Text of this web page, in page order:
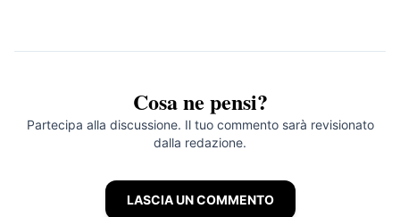
Cosa ne pensi?
Partecipa alla discussione. Il tuo commento sarà revisionato
dalla redazione.
LASCIA UN COMMENTO